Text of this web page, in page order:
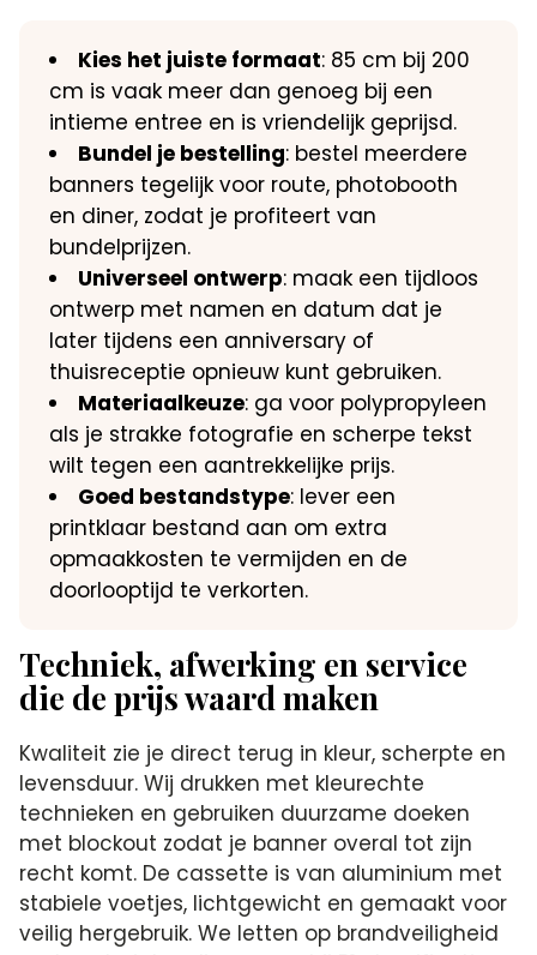
Kies het juiste formaat: 85 cm bij 200
cm is vaak meer dan genoeg bij een
intieme entree en is vriendelijk geprijsd.
Bundel je bestelling: bestel meerdere
banners tegelijk voor route, photobooth
en diner, zodat je profiteert van
bundelprijzen.
Universeel ontwerp: maak een tijdloos
ontwerp met namen en datum dat je
later tijdens een anniversary of
thuisreceptie opnieuw kunt gebruiken.
Materiaalkeuze: ga voor polypropyleen
als je strakke fotografie en scherpe tekst
wilt tegen een aantrekkelijke prijs.
Goed bestandstype: lever een
printklaar bestand aan om extra
opmaakkosten te vermijden en de
doorlooptijd te verkorten.
Techniek, afwerking en service
die de prijs waard maken
Kwaliteit zie je direct terug in kleur, scherpte en
levensduur. Wij drukken met kleurechte
technieken en gebruiken duurzame doeken
met blockout zodat je banner overal tot zijn
recht komt. De cassette is van aluminium met
stabiele voetjes, lichtgewicht en gemaakt voor
veilig hergebruik. We letten op brandveiligheid